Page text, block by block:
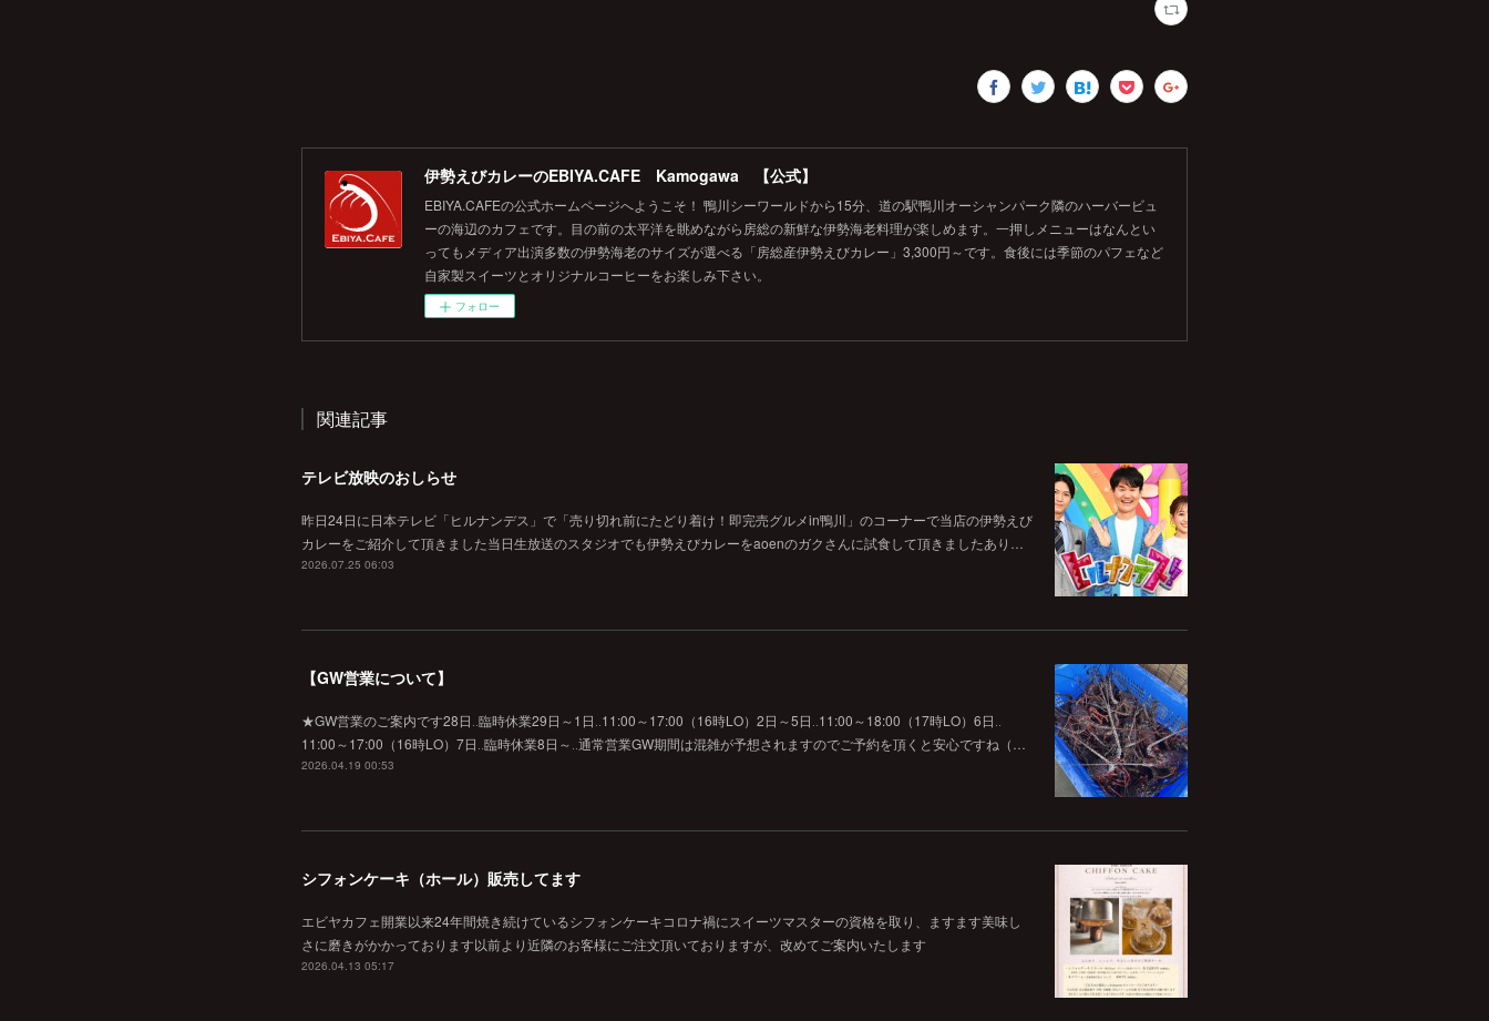
伊勢えびカレーのEBIYA.CAFE Kamogawa 【公式】
EBIYA.CAFEの公式ホームページへようこそ！ 鴨川シーワールドから15分、道の駅鴨川オーシャンパーク隣のハーバービュ
ーの海辺のカフェです。目の前の太平洋を眺めながら房総の新鮮な伊勢海老料理が楽しめます。一押しメニューはなんとい
ってもメディア出演多数の伊勢海老のサイズが選べる「房総産伊勢えびカレー」3,300円～です。食後には季節のパフェなど
自家製スイーツとオリジナルコーヒーをお楽しみ下さい。
フォロー
関連記事
テレビ放映のおしらせ
昨日24日に日本テレビ「ヒルナンデス」で「売り切れ前にたどり着け！即完売グルメin鴨川」のコーナーで当店の伊勢えび
カレーをご紹介して頂きました当日生放送のスタジオでも伊勢えびカレーをaoenのガクさんに試食して頂きましたあり…
2026.07.25 06:03
【GW営業について】
★GW営業のご案内です28日‥臨時休業29日～1日‥11:00～17:00（16時LO）2日～5日‥11:00～18:00（17時LO）6日‥
11:00～17:00（16時LO）7日‥臨時休業8日～‥通常営業GW期間は混雑が予想されますのでご予約を頂くと安心ですね（…
2026.04.19 00:53
シフォンケーキ（ホール）販売してます
エビヤカフェ開業以来24年間焼き続けているシフォンケーキコロナ禍にスイーツマスターの資格を取り、ますます美味し
さに磨きがかかっております以前より近隣のお客様にご注文頂いておりますが、改めてご案内いたします
2026.04.13 05:17